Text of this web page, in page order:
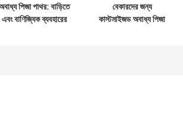
পিজা পাথর: বাড়িতে
এবং বাণিজ্যিক ব্যবহারের
বেকারদের জন্য
কাস্টমাইজড অবাধ্য পিজা